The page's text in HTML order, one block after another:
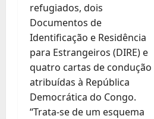
refugiados, dois
Documentos de
Identificação e Residência
para Estrangeiros (DIRE) e
quatro cartas de condução
atribuídas à República
Democrática do Congo.
“Trata-se de um esquema